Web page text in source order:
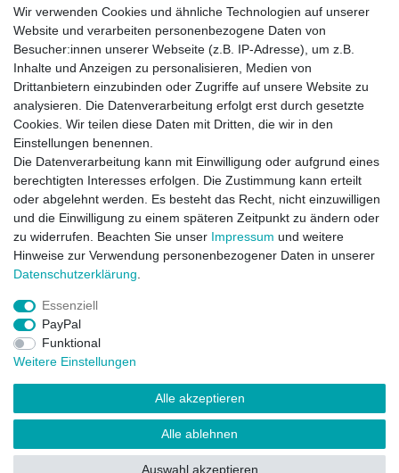
Dadurch finden auch Hausstauballergikereinen ruhigen,
sorglosen Schlaf.
Material : Bezug 100 % Baumwolle
Füllung: neue, halbweiße Gänsedaunen und -federn aus
Deutschland, Klasse 1 - KEINE Lebendrupf! 30 % Daunen,
70 % Federn
Maße: 80 x 80 cm
Füllgewicht : 900 Gramm, 70er-Qualitätseinschütte
Made in Germany
Vertrag widerrufen Widerrufs­recht
Daten­schutz­erklärung
AGB
Kontakt
Folge uns auf Facebook
Wir verwenden Cookies und ähnliche Technologien auf unserer
Website und verarbeiten personenbezogene Daten von
Besucher:innen unserer Webseite (z.B. IP-Adresse), um z.B.
Inhalte und Anzeigen zu personalisieren, Medien von
Drittanbietern einzubinden oder Zugriffe auf unsere Website zu
analysieren. Die Datenverarbeitung erfolgt erst durch gesetzte
Cookies. Wir teilen diese Daten mit Dritten, die wir in den
Einstellungen benennen.
Die Datenverarbeitung kann mit Einwilligung oder aufgrund eines
berechtigten Interesses erfolgen. Die Zustimmung kann erteilt
oder abgelehnt werden. Es besteht das Recht, nicht einzuwilligen
und die Einwilligung zu einem späteren Zeitpunkt zu ändern oder
zu widerrufen. Beachten Sie unser Impressum und weitere
Hinweise zur Verwendung personenbezogener Daten in unserer
Daten­schutz­erklärung
Essenziell
PayPal
Funktional
Weitere Einstellungen
Alle akzeptieren
Alle ablehnen
Auswahl akzeptieren